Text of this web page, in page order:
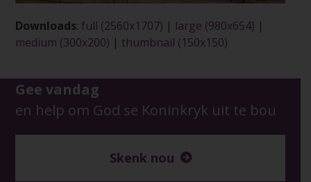
Downloads: full (2560x1707) | large (980x654) |
medium (300x200) | thumbnail (150x150)
Gee vandag
en help om God se Koninkryk uit te bou
Skenk nou